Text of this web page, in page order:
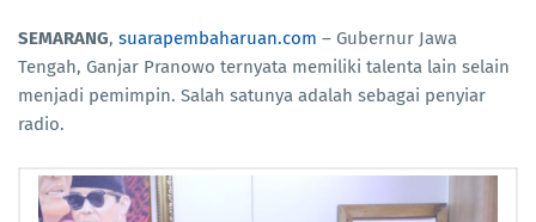
SEMARANG, suarapembaharuan.com – Gubernur Jawa
Tengah, Ganjar Pranowo ternyata memiliki talenta lain selain
menjadi pemimpin. Salah satunya adalah sebagai penyiar
radio.